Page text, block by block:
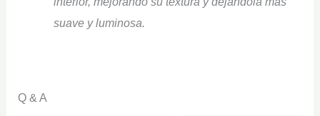
suave y luminosa.
Q & A